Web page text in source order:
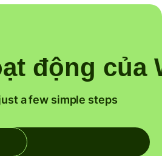
động của
a few simple steps